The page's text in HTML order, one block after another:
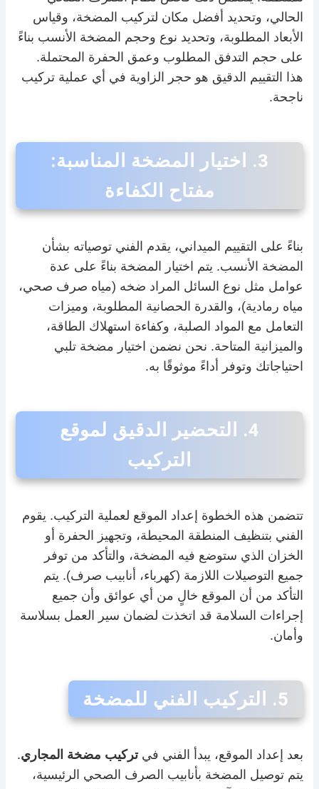
الحالي، وتحديد أفضل مكان لتركيب المضخة، وقياس
الأبعاد المطلوبة، وتحديد نوع وحجم المضخة الأنسب بناءً
على حجم التدفق المطلوب وعمق الحفرة المحتملة.
هذا التقييم الدقيق هو حجر الزاوية في أي عملية تركيب
ناجحة.
3. اختيار المضخة المناسبة:
مفتاح الكفاءة
بناءً على التقييم الميداني، يقدم الفني توصياته بشأن
المضخة الأنسب. يتم اختيار المضخة بناءً على عدة
عوامل مثل نوع السائل المراد ضخه (مياه صرف صحي،
مياه رمادية)، والقدرة الحصانية المطلوبة، وميزات
التعامل مع المواد الصلبة، وكفاءة استهلاك الطاقة،
والميزانية المتاحة. نحن نضمن اختيار مضخة تلبي
احتياجاتك وتوفر أداءً موثوقًا به.
4. التحضير الدقيق لموقع
التركيب
تتضمن هذه الخطوة إعداد الموقع لعملية التركيب. يقوم
الفني بتنظيف المنطقة المحيطة، وتجهيز الحفرة أو
الخزان الذي ستوضع فيه المضخة، والتأكد من توفر
جميع التوصيلات اللازمة (كهرباء، أنابيب صرف). يتم
التأكد من أن الموقع خالٍ من أي عوائق وأن جميع
إجراءات السلامة قد اتخذت لضمان سير العمل بسلاسة
وأمان.
5. التركيب الفني للمضخة
بعد إعداد الموقع، يبدأ الفني فيتركيب مضخة المجاري.
يتم توصيل المضخة بأنابيب الصرف الصحي الرئيسية،